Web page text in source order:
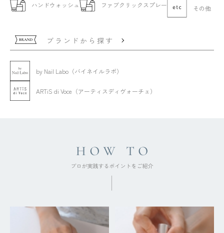
ハンドウォッシュ
ファブクリックスプレー その他
ブランドから探す
by Nail Labo（バイネイルラボ）
ARTiS di Voce（アーティスディヴォーチェ）